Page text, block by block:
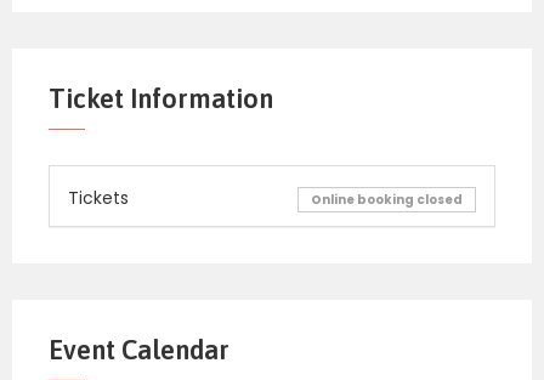
Ticket Information
Tickets Online booking closed
Event Calendar